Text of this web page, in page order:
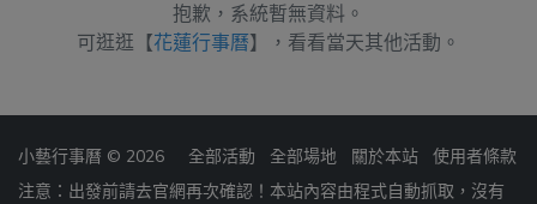
抱歉，系統暫無資料。
可逛逛【花蓮行事曆】，看看當天其他活動。
小藝行事曆 © 2026 全部活動 全部場地 關於本站
使用者條款
注意：出發前請去官網再次確認！本站內容由程式自動抓取，沒有